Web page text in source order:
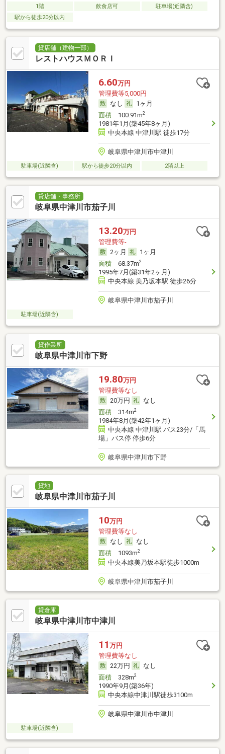
1階 飲食店可
駐車場(近隣含)
駅から徒歩20分以内
貸店舗（建物一部）
レストハウスＭＯＲＩ
6.60万円
管理費等5,000円
なし
1ヶ月
面積100.91m2
1981年1月(築45年8ヶ月)
中央本線 中津川駅 徒歩17分
岐阜県中津川市中津川
駐車場(近隣含) 駅から徒歩20分以内 2階以上
貸店舗・事務所
岐阜県中津川市茄子川
13.20万円
管理費等-
2ヶ月
1ヶ月
面積68.37m2
1995年7月(築31年2ヶ月)
中央本線 美乃坂本駅 徒歩26分
岐阜県中津川市茄子川
駐車場(近隣含)
貸作業所
岐阜県中津川市下野
19.80万円
管理費等なし
20万円
なし
面積314m2
1984年8月(築42年1ヶ月)
中央本線 中津川駅 バス23分/「馬
場」バス停 停歩6分
岐阜県中津川市下野
貸地
岐阜県中津川市茄子川
10万円
管理費等なし
なし
なし
面積1093m2
中央本線美乃坂本駅徒歩1000m
岐阜県中津川市茄子川
貸倉庫
岐阜県中津川市中津川
11 万円
管理費等なし
22万円
なし
面積328m2
1990年9月(築36年)
中央本線中津川駅徒歩3100m
岐阜県中津川市中津川
駐車場(近隣含)